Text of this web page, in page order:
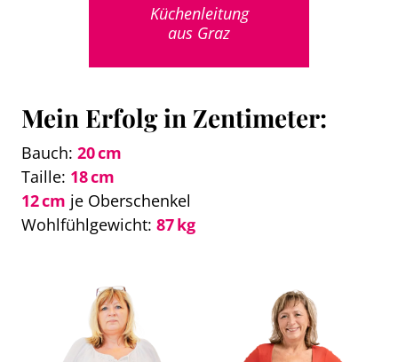
Küchenleitung
aus Graz
Mein Erfolg in Zentimeter:
Bauch: 20 cm
Taille: 18 cm
12 cm je Oberschenkel
Wohlfühlgewicht: 87 kg